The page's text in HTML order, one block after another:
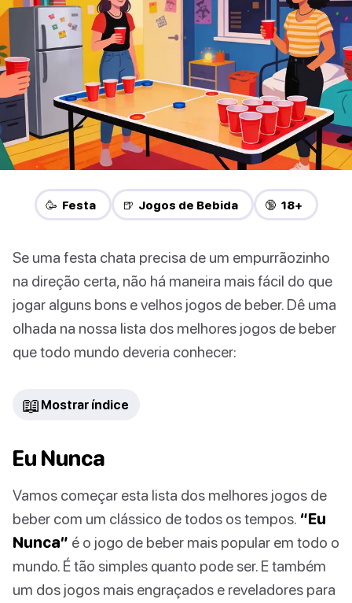
🥳 Festa 🍺 Jogos de Bebida 🔞 18+
Se uma festa chata precisa de um empurrãozinho
na direção certa, não há maneira mais fácil do que
jogar alguns bons e velhos jogos de beber. Dê uma
olhada na nossa lista dos melhores jogos de beber
que todo mundo deveria conhecer:
📖 Mostrar índice
Eu Nunca
Vamos começar esta lista dos melhores jogos de
beber com um clássico de todos os tempos. “Eu
Nunca” é o jogo de beber mais popular em todo o
mundo. É tão simples quanto pode ser. E também
um dos jogos mais engraçados e reveladores para